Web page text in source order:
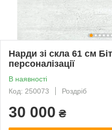
Нарди зі скла 61 см
персоналізації
В наявності
Код: 250073
Роздріб
30 000 ₴